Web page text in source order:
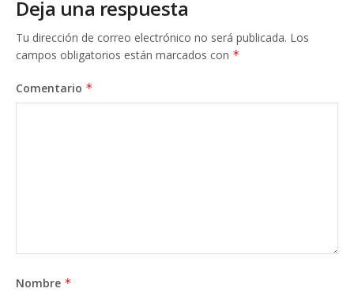
Deja una respuesta
Tu dirección de correo electrónico no será publicada. Los
campos obligatorios están marcados con *
Comentario *
Nombre *